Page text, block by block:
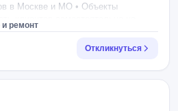
в Москве и МО • Объекты
клиентов самостоятельно не
• Понятные объёмы работ и
сотрудничество •
бригаду работой • Условия и
индивидуально в зависимости от
Кого ищем: Опытную бригаду,
организовать работу на объекте
отделочных работ.
и ремонт
Откликнуться